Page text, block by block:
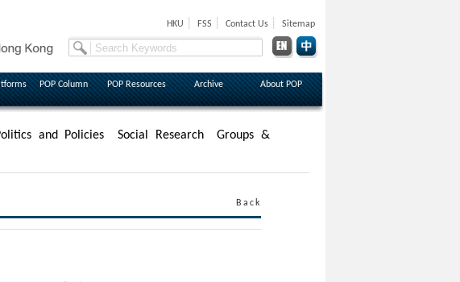
HKU FSS Contact Us Sitemap
POP Column POP Resources Archive About POP
and Policies Social Research
Groups &
Back